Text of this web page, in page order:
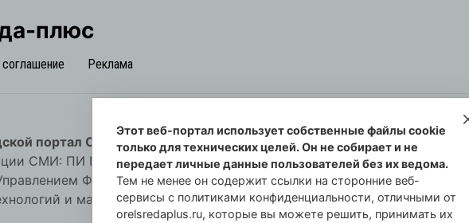
плюс
Реклама
портал Орловская cреда-плюс, 2021-2026
СМИ: ПИ №57-00254 от 29 октября 2013 г.
Федеральной службы по надзору в сфере
и массовых коммуникаций по Орловской
Этот веб-портал использует собственные файлы cookie
только для технических целей. Он не собирает и не
передает личные данные пользователей без их ведома.
Тем не менее он содержит ссылки на сторонние веб-
сервисы с политиками конфиденциальности, отличными от
orelsredaplus.ru, которые вы можете решить, принимать их